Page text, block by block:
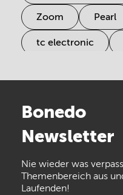
Zoom Pearl
tc electronic
Arturia
the t.bone
Walrus Audio
Bonedo
Newsletter
Nie wieder was
Themenbereich aus
Laufenden!